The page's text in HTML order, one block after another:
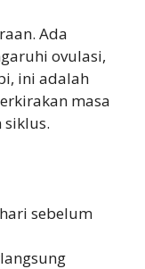
Ada
ovulasi,
ini adalah
masa
sebelum